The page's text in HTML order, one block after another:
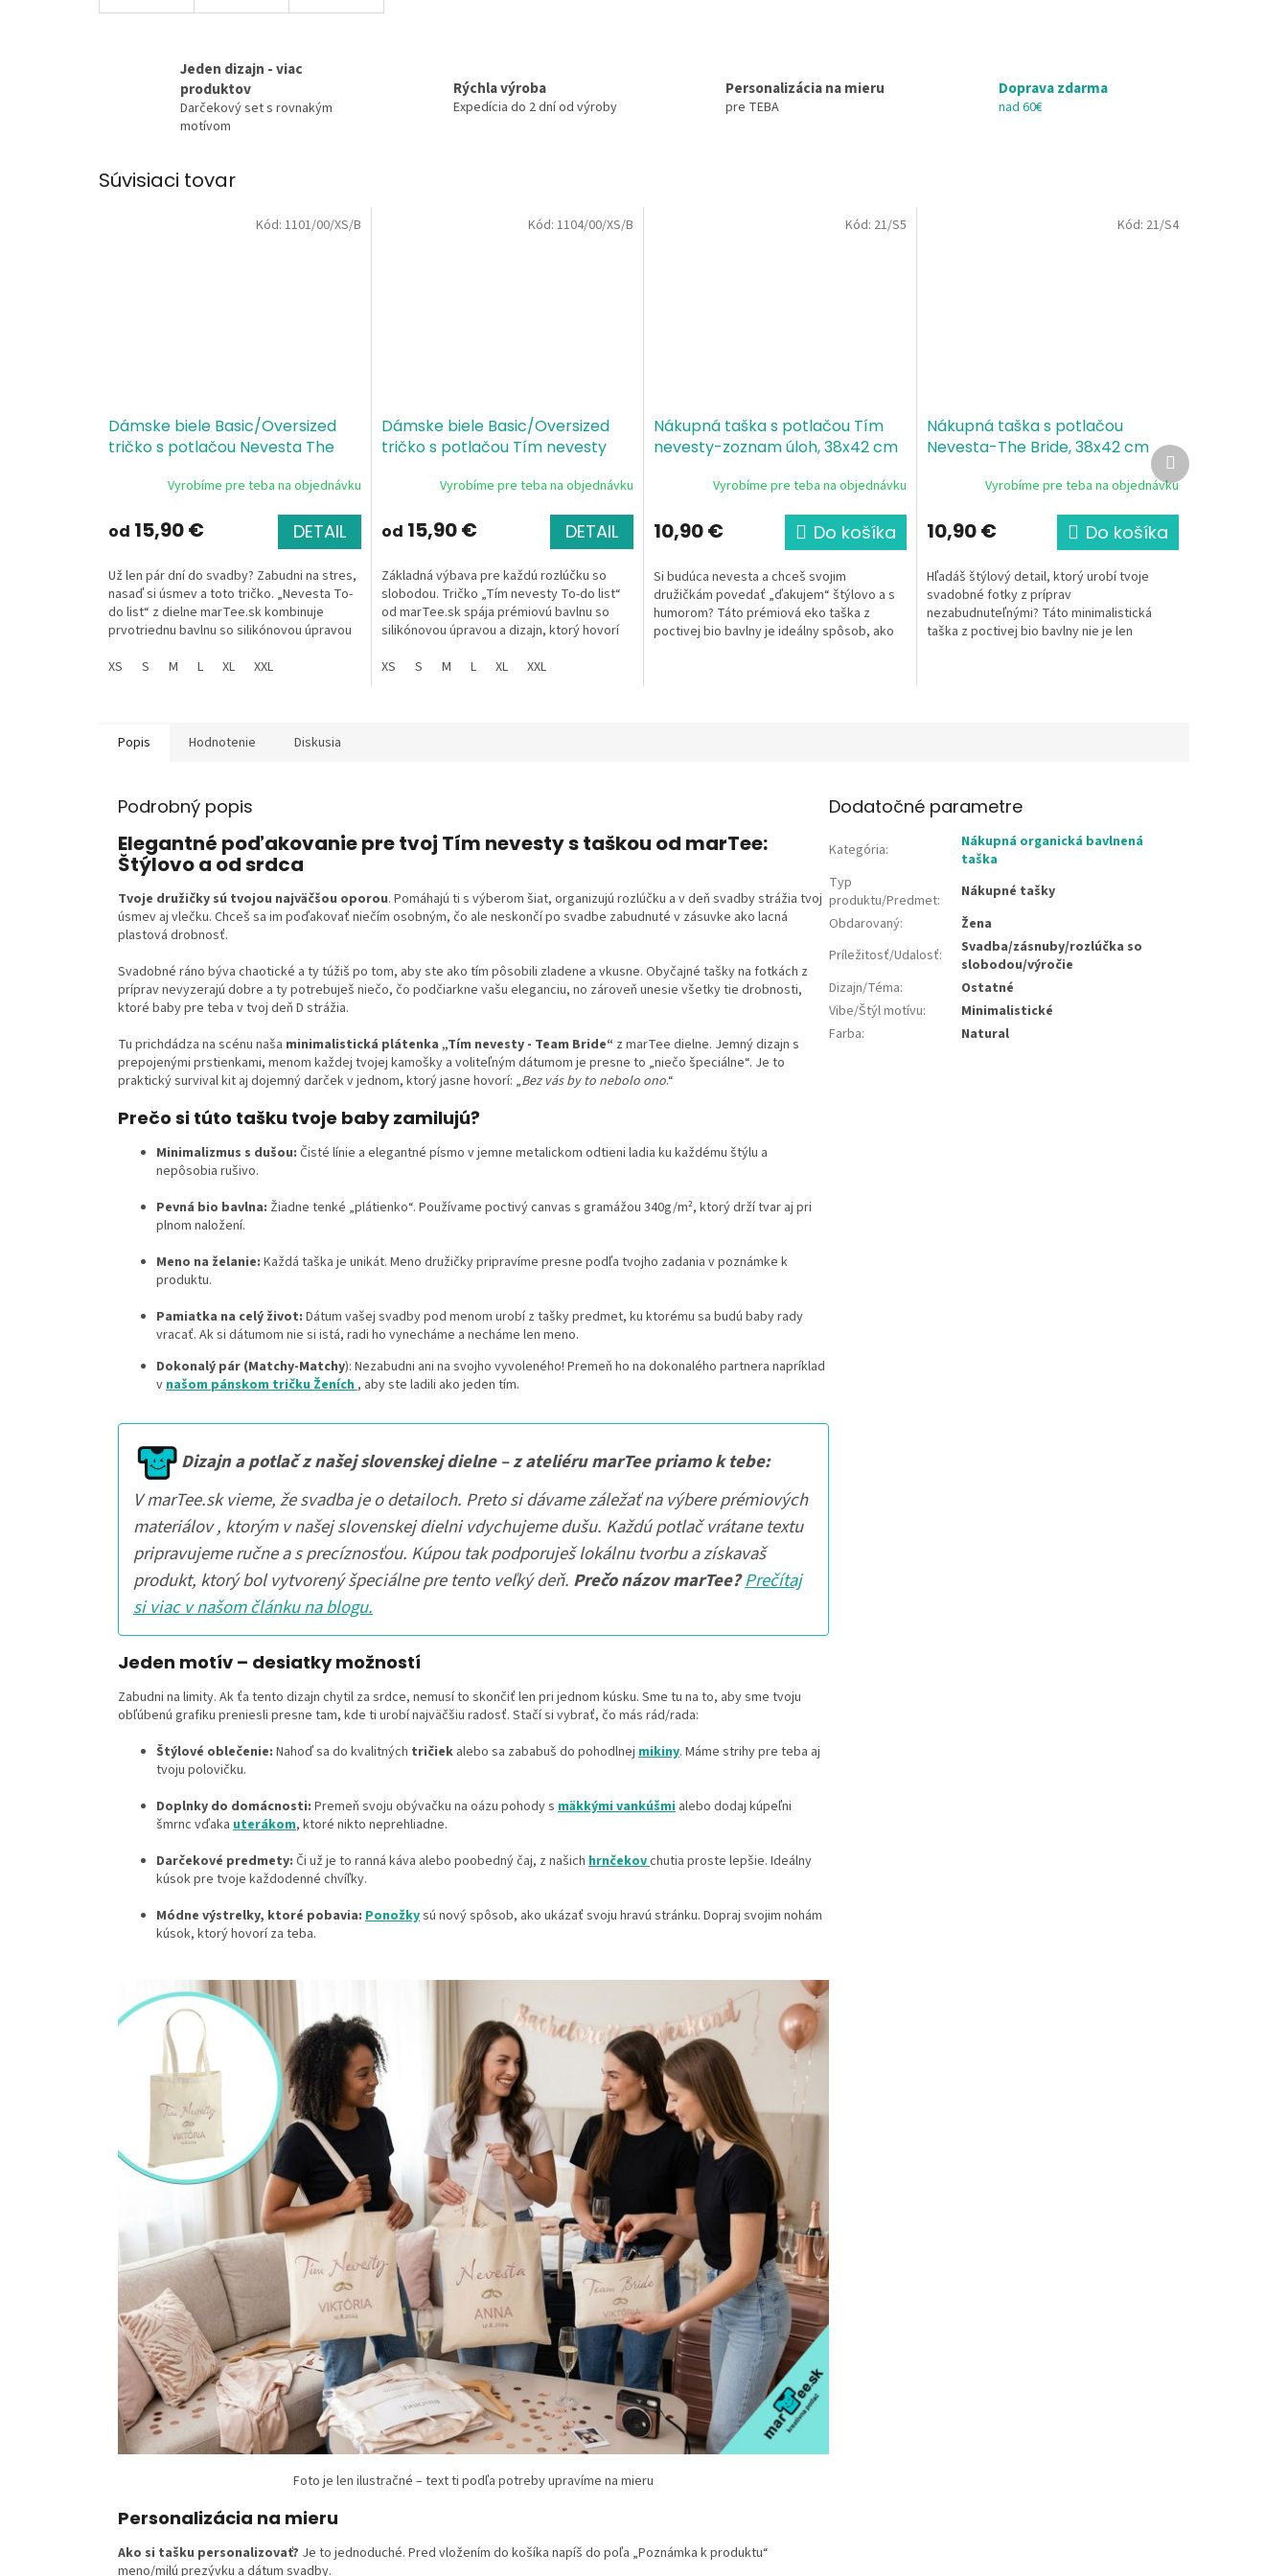
Jeden dizajn - viac
produktov
Darčekový set s rovnakým
motívom
Rýchla výroba
Expedícia do 2 dní od výroby
Personalizácia na mieru
pre TEBA
Doprava zdarma
nad 60€
Súvisiaci tovar
Dámske biele Basic/Oversized
tričko s potlačou Nevesta The
% bavlna, silikónová úprava
Vyrobíme pre teba na objednávku
od 15,90 € DETAIL
Už len pár dní do svadby? Zabudni na stres,
nasaď si úsmev a toto tričko. „Nevesta To-
do list“ z dielne marTee.sk kombinuje
prvotriednu bavlnu so silikónovou úpravou
XS
S M L XL XXL
Kód: 1101/00/XS/B
Dámske biele Basic/Oversized
tričko s potlačou Tím nevesty
Jersey, 100 % bavlna, silikónová
Vyrobíme pre teba na objednávku
od 15,90 € DETAIL
Základná výbava pre každú rozlúčku so
slobodou. Tričko „Tím nevesty To-do list“
od marTee.sk spája prémiovú bavlnu so
silikónovou úpravou a dizajn, ktorý hovorí
XS
S M L XL XXL
Kód: 1104/00/XS/B
Nákupná taška s potlačou Tím
nevesty-zoznam úloh, 38x42 cm
gramáž 340g/m²
Vyrobíme pre teba na objednávku
10,90 € Do košíka
Si budúca nevesta a chceš svojim
družičkám povedať „ďakujem“ štýlovo a s
humorom? Táto prémiová eko taška z
poctivej bio bavlny je ideálny spôsob, ako
Kód: 21/S5
Nákupná taška s potlačou
Nevesta-The Bride, 38x42 cm
certifikovaná bio bavlna, canvas,
gramáž 340g/m²
Vyrobíme pre teba na objednávku
10,90 € Do košíka
Hľadáš štýlový detail, ktorý urobí tvoje
svadobné fotky z príprav
nezabudnuteľnými? Táto minimalistická
taška z poctivej bio bavlny nie je len
Kód: 21/S4
Ďalší
produkt
Popis Hodnotenie Diskusia
Podrobný popis
Elegantné poďakovanie pre tvoj Tím nevesty s taškou od marTee:
Štýlovo a od srdca
Tvoje družičky sú tvojou najväčšou oporou. Pomáhajú ti s výberom šiat, organizujú rozlúčku a v deň svadby strážia tvoj
úsmev aj vlečku. Chceš sa im poďakovať niečím osobným, čo ale neskončí po svadbe zabudnuté v zásuvke ako lacná
plastová drobnosť.
Svadobné ráno býva chaotické a ty túžiš po tom, aby ste ako tím pôsobili zladene a vkusne. Obyčajné tašky na fotkách z
príprav nevyzerajú dobre a ty potrebuješ niečo, čo podčiarkne vašu eleganciu, no zároveň unesie všetky tie drobnosti,
ktoré baby pre teba v tvoj deň D strážia.
Tu prichdádza na scénu naša minimalistická plátenka „Tím nevesty - Team Bride“ z marTee dielne. Jemný dizajn s
prepojenými prstienkami, menom každej tvojej kamošky a voliteľným dátumom je presne to „niečo špeciálne“. Je to
praktický survival kit aj dojemný darček v jednom, ktorý jasne hovorí: „Bez vás by to nebolo ono.“
Prečo si túto tašku tvoje baby zamilujú?
Minimalizmus s dušou: Čisté línie a elegantné písmo v jemne metalickom odtieni ladia ku každému štýlu a
nepôsobia rušivo.
Pevná bio bavlna: Žiadne tenké „plátienko“. Používame poctivý canvas s gramážou 340g/m², ktorý drží tvar aj pri
plnom naložení.
Meno na želanie: Každá taška je unikát. Meno družičky pripravíme presne podľa tvojho zadania v poznámke k
produktu.
Pamiatka na celý život: Dátum vašej svadby pod menom urobí z tašky predmet, ku ktorému sa budú baby rady
vracať. Ak si dátumom nie si istá, radi ho vynecháme a necháme len meno.
Dokonalý pár (Matchy-Matchy): Nezabudni ani na svojho vyvoleného! Premeň ho na dokonalého partnera napríklad
vnašom pánskom tričku Ženích, aby ste ladili ako jeden tím.
Dizajn a potlač z našej slovenskej dielne – z ateliéru marTee priamo k tebe:
V marTee.sk vieme, že svadba je o detailoch. Preto si dávame záležať na výbere prémiových
materiálov , ktorým v našej slovenskej dielni vdychujeme dušu. Každú potlač vrátane textu
pripravujeme ručne a s precíznosťou. Kúpou tak podporuješ lokálnu tvorbu a získavaš
produkt, ktorý bol vytvorený špeciálne pre tento veľký deň. Prečo názov marTee?Prečítaj
si viac v našom článku na blogu.
Jeden motív – desiatky možností
Zabudni na limity. Ak ťa tento dizajn chytil za srdce, nemusí to skončiť len pri jednom kúsku. Sme tu na to, aby sme tvoju
obľúbenú grafiku preniesli presne tam, kde ti urobí najväčšiu radosť. Stačí si vybrať, čo más rád/rada:
Štýlové oblečenie: Nahoď sa do kvalitných tričiek alebo sa zababuš do pohodlnej mikiny. Máme strihy pre teba aj
tvoju polovičku.
Doplnky do domácnosti: Premeň svoju obývačku na oázu pohody s mäkkými vankúšmi alebo dodaj kúpeľni
šmrnc vďaka uterákom, ktoré nikto neprehliadne.
Darčekové predmety: Či už je to ranná káva alebo poobedný čaj, z našich hrnčekovchutia proste lepšie. Ideálny
kúsok pre tvoje každodenné chvíľky.
Módne výstrelky, ktoré pobavia: Ponožkysú nový spôsob, ako ukázať svoju hravú stránku. Dopraj svojim nohám
kúsok, ktorý hovorí za teba.
Foto je len ilustračné – text ti podľa potreby upravíme na mieru
Personalizácia na mieru
Ako si tašku personalizovať? Je to jednoduché. Pred vložením do košíka napíš do poľa „Poznámka k produktu“
meno/milú prezývku a dátum svadby.
Dodatočné parametre
Kategória:
Nákupná organická bavlnená
taška
Typ
produktu/Predmet:
Nákupné tašky
Obdarovaný:
Žena
Príležitosť/Udalosť:
Svadba/zásnuby/rozlúčka so
slobodou/výročie
Dizajn/Téma:
Ostatné
Vibe/Štýl motívu:
Minimalistické
Farba: Natural